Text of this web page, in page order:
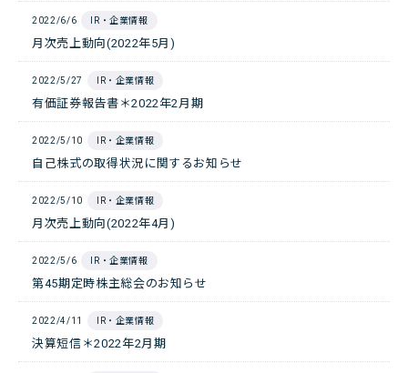
2022/6/6 IR・企業情報
月次売上動向(2022年5月)
2022/5/27 IR・企業情報
有価証券報告書＊2022年2月期
2022/5/10 IR・企業情報
自己株式の取得状況に関するお知らせ
2022/5/10 IR・企業情報
月次売上動向(2022年4月)
2022/5/6 IR・企業情報
第45期定時株主総会のお知らせ
2022/4/11 IR・企業情報
決算短信＊2022年2月期